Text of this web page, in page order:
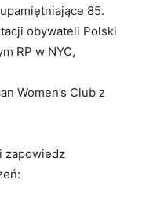
85.
obywateli Polski
RP w NYC,
Women’s Club z
zapowiedz